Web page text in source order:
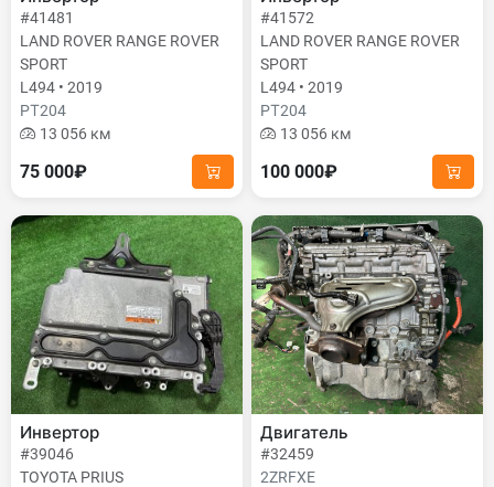
#41481
LAND ROVER RANGE ROVER
SPORT
L494 • 2019
PТ204
13 056 км
75 000₽
#41572
LAND ROVER RANGE ROVER
SPORT
L494 • 2019
PТ204
13 056 км
100 000₽
Инвертор
#39046
TOYOTA PRIUS
Двигатель
#32459
2ZRFXE